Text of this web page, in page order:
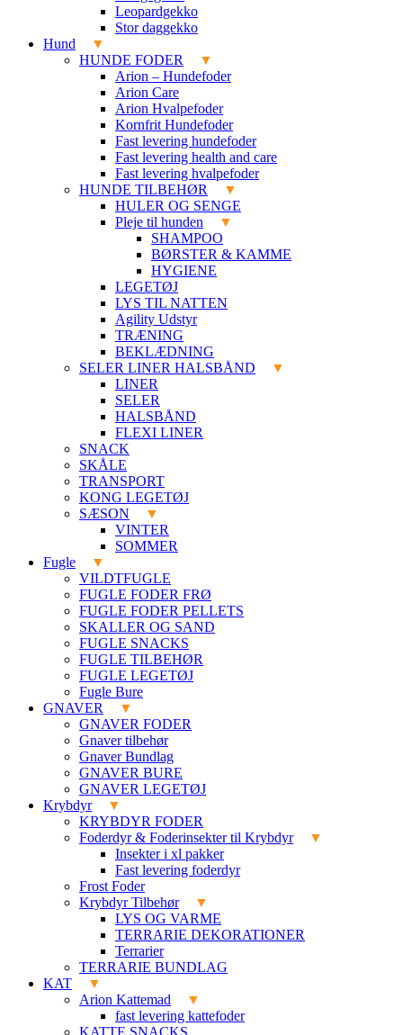
Leopardgekko
Stor daggekko
Hund
HUNDE FODER
Arion – Hundefoder
Arion Care
Arion Hvalpefoder
Kornfrit Hundefoder
Fast levering hundefoder
Fast levering health and care
Fast levering hvalpefoder
HUNDE TILBEHØR
HULER OG SENGE
Pleje til hunden
SHAMPOO
BØRSTER & KAMME
HYGIENE
LEGETØJ
LYS TIL NATTEN
Agility Udstyr
TRÆNING
BEKLÆDNING
SELER LINER HALSBÅND
LINER
SELER
HALSBÅND
FLEXI LINER
SNACK
SKÅLE
TRANSPORT
KONG LEGETØJ
SÆSON
VINTER
SOMMER
Fugle
VILDTFUGLE
FUGLE FODER FRØ
FUGLE FODER PELLETS
SKALLER OG SAND
FUGLE SNACKS
FUGLE TILBEHØR
FUGLE LEGETØJ
Fugle Bure
GNAVER
GNAVER FODER
Gnaver tilbehør
Gnaver Bundlag
GNAVER BURE
GNAVER LEGETØJ
Krybdyr
KRYBDYR FODER
Foderdyr & Foderinsekter til Krybdyr
Insekter i xl pakker
Fast levering foderdyr
Frost Foder
Krybdyr Tilbehør
LYS OG VARME
TERRARIE DEKORATIONER
Terrarier
TERRARIE BUNDLAG
KAT
Arion Kattemad
fast levering kattefoder
KATTE SNACKS